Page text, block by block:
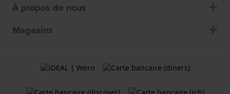
À propos de nous
Magasins